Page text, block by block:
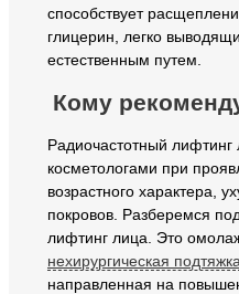
способствует
глицерин, легко
естественным путем.
Кому
Радиочастотный лифтинг
косметологами при
возрастного характера,
покровов. Разберемся
лифтинг лица. Это
нехирургическая подтяжка
направленная на